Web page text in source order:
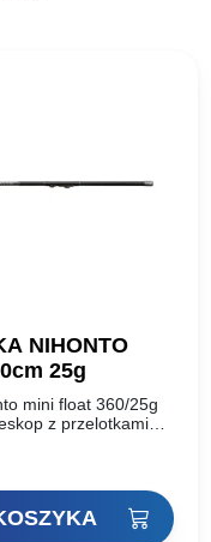
NIHONTO
25g
mini float 360/25g
z przelotkami
o małej